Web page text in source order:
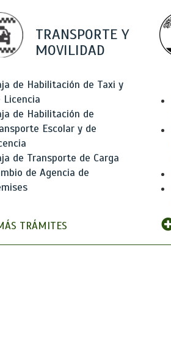
TRANSPORTE Y
MOVILIDAD
de Habilitación de Taxi y
Licencia
de Habilitación de
Escolar y de
de Transporte de Carga
de Agencia de
TRÁMITES